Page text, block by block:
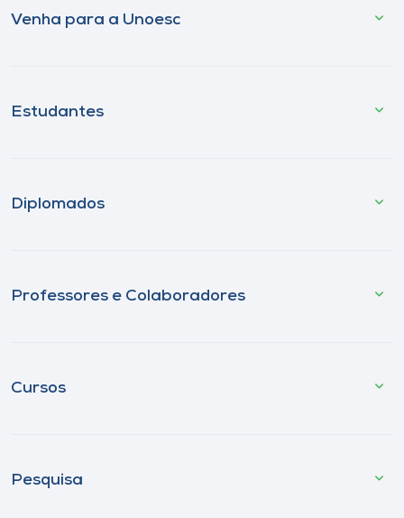
Venha para a Unoesc
Estudantes
Diplomados
Professores e Colaboradores
Cursos
Pesquisa